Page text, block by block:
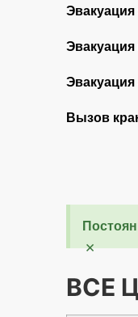
Эвакуация
Эвакуация
Вызов
×
ВСЕ